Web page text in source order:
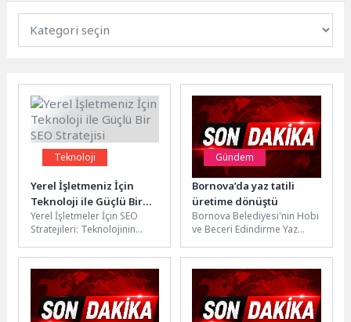
Teknoloji
Yerel İşletmeniz İçin
Teknoloji ile Güçlü Bir
SEO Stratejisi
Yerel İşletmeler İçin SEO
Stratejileri: Teknolojinin
SEO stratejileri belirlemek,
bölgesel aramalarda...
Gündem
Bornova’da yaz tatili
üretime dönüştü
Bornova Belediyesi'nin Hobi
ve Beceri Edindirme Yaz
25 branşta 1.706 kursiyeri...